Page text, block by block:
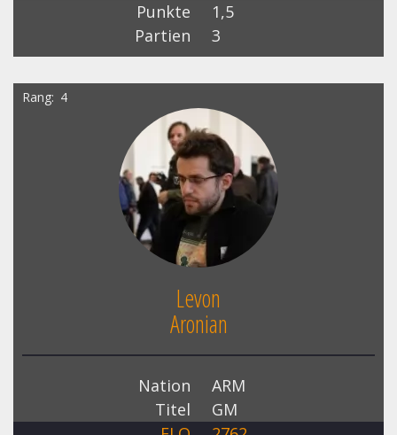
Punkte
1,5
Partien
3
Rang 4
Levon
Aronian
Nation
ARM
Titel
GM